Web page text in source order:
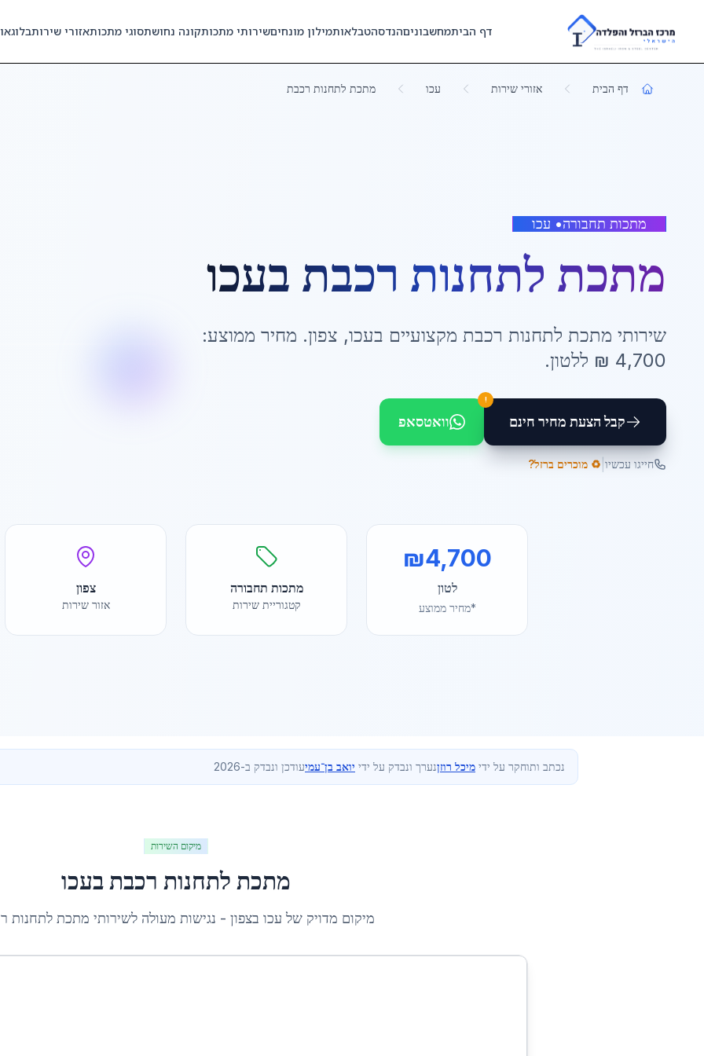
Skip to main content
דף הביתמחשבוניםהנדסהטבלאותמילון מונחיםשירותי מתכותקונה נחושתסוגי מתכותאזורי שירותבלוג
דף הבית אזורי שירות עכו מתכת לתחנות רכבת
מתכות תחבורה• עכו
מתכת לתחנות רכבת בעכו
שירותי מתכת לתחנות רכבת מקצועיים בעכו, צפון. מחיר ממוצע:
4,700 ₪ ללטון.
קבל הצעת מחיר חינם
!
וואטסאפ
חייגו עכשיו ♻️ מוכרים ברזל?
₪4,700
לטון
*מחיר ממוצע
מתכות תחבורה
קטגוריית שירות
צפון
אזור שירות
נכתב ותוחקר על ידי מיכל רוזןנערך ונבדק על ידי יואב בן־עמיעודכן ונבדק ב-2026
מיקום השירות
מתכת לתחנות רכבת בעכו
מיקום מדויק של עכו בצפון - נגישות מעולה לשירותי מתכת לתחנות